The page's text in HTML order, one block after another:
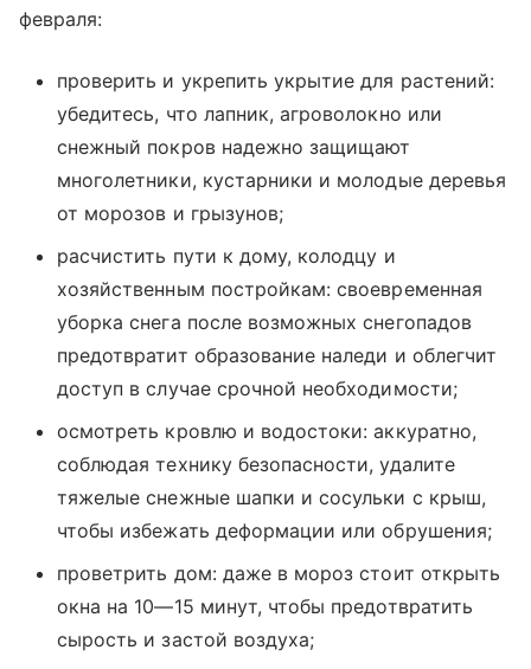
февраля:
проверить и укрепить укрытие для растений:
убедитесь, что лапник, агроволокно или
снежный покров надежно защищают
многолетники, кустарники и молодые деревья
от морозов и грызунов;
расчистить пути к дому, колодцу и
хозяйственным постройкам: своевременная
уборка снега после возможных снегопадов
предотвратит образование наледи и облегчит
доступ в случае срочной необходимости;
осмотреть кровлю и водостоки: аккуратно,
соблюдая технику безопасности, удалите
тяжелые снежные шапки и сосульки с крыш,
чтобы избежать деформации или обрушения;
проветрить дом: даже в мороз стоит открыть
окна на 10—15 минут, чтобы предотвратить
сырость и застой воздуха;